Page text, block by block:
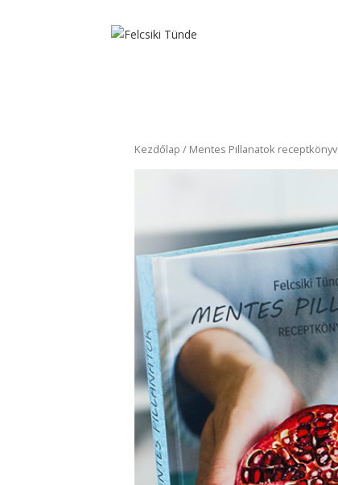
Kezdőlap / Mentes Pillanatok receptkönyv